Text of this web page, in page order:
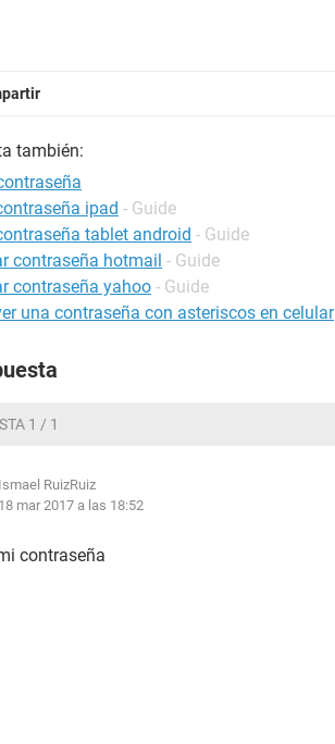
también:
ipad - Guide
tablet android - Guide
contraseña hotmail - Guide
contraseña yahoo - Guide
una contraseña con asteriscos en celular
1 / 1
Ismael RuizRuiz
18 mar 2017 a las 18:52
contraseña